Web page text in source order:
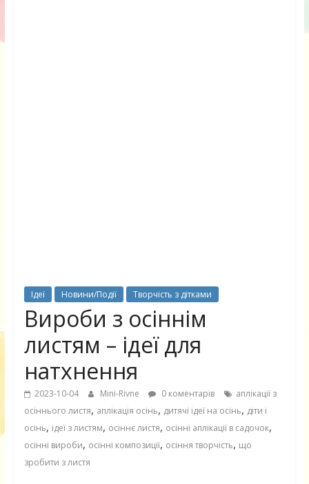
Ідеї Новини/Події Творчість з дітками
Вироби з осіннім
листям – ідеї для
натхнення
2023-10-04 Mini-Rivne 0 коментарів
аплікації з
осіннього листя, аплікація осінь, дитячі ідеї на осінь, діти і
осінь, ідеї з листям, осіннє листя, осінні аплікації в садочок,
осінні вироби, осінні композиції, осіння творчість, що
зробити з листя